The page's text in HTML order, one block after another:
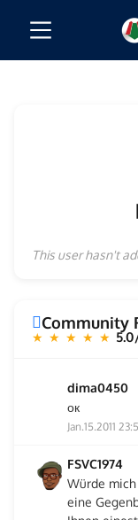
This user hasn't
Community
★ ★ ★ ★ ★
dima0450
ок
Jan.15.2011
FSVC1974
Würde
eine